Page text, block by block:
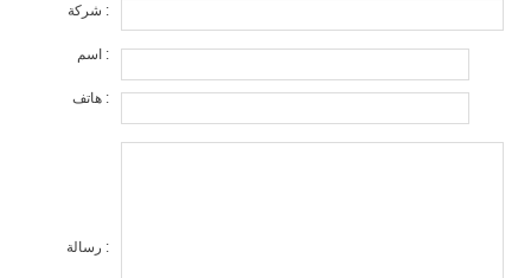
شركة :
اسم :
هاتف :
رسالة :